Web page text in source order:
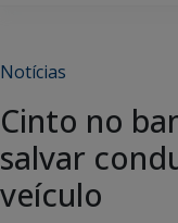
Notícias
Cinto no
salvar
veículo